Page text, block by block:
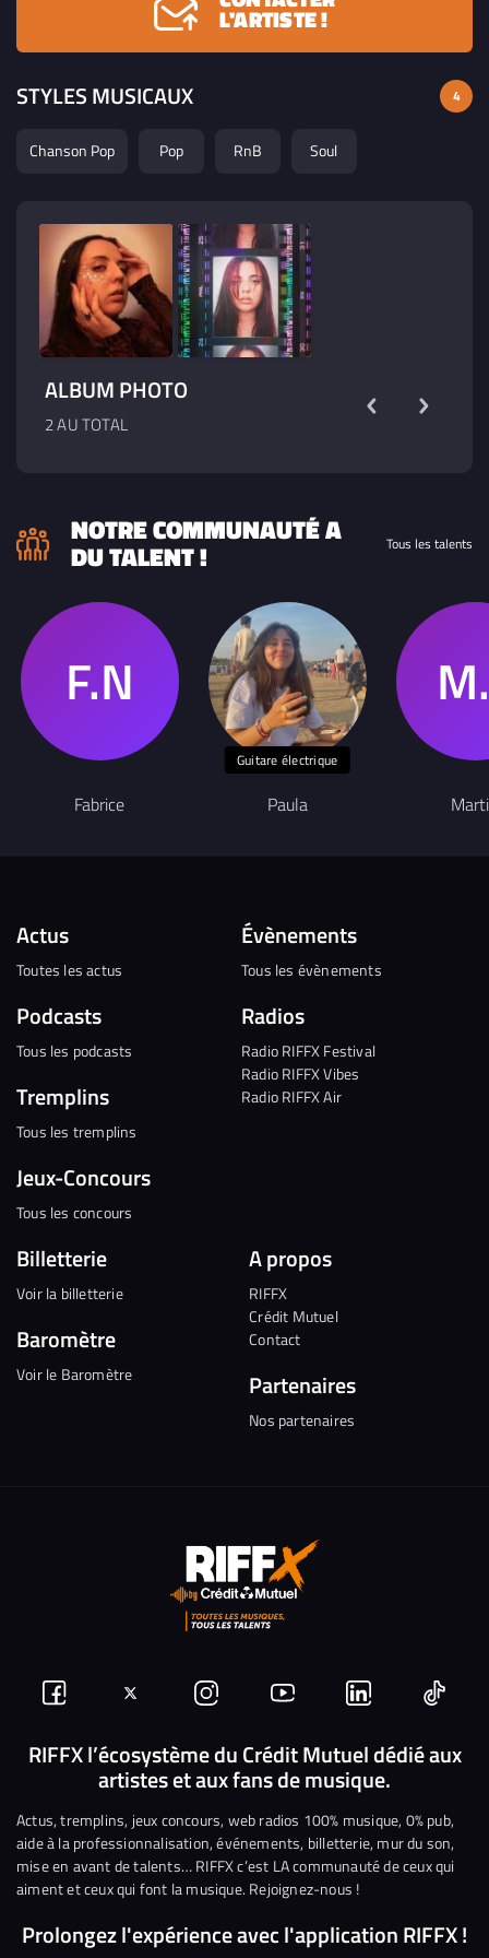
L'ARTISTE !
STYLES MUSICAUX 4
Chanson Pop Pop RnB Soul
ALBUM PHOTO
2 AU TOTAL
NOTRE COMMUNAUTÉ A
DU TALENT ! Tous les talents
Fabrice
Guitare électrique
Paula
Actus
Toutes les actus
Podcasts
Tous les podcasts
Tremplins
Tous les tremplins
Jeux-Concours
Tous les concours
Évènements
Tous les évènements
Radios
Radio RIFFX Festival
Radio RIFFX Vibes
Radio RIFFX Air
Billetterie
Voir la billetterie
Baromètre
Voir le Baromètre
A propos
RIFFX
Crédit Mutuel
Contact
Partenaires
Nos partenaires
Suivez-
nous
Facebook
Suivez-
nous
sur
Twitter
Nous
rejoindre
sur
Instagram
Nous
rejoindre
sur
YouTube
Nous
rejoindre
sur
Linkedin
Nous
RIFFX l’écosystème du Crédit Mutuel dédié aux
artistes et aux fans de musique.
Actus, tremplins, jeux concours, web radios 100% musique, 0% pub,
aide à la professionnalisation, événements, billetterie, mur du son,
mise en avant de talents… RIFFX c’est LA communauté de ceux qui
aiment et ceux qui font la musique. Rejoignez-nous !
Prolongez l'expérience avec l'application RIFFX !